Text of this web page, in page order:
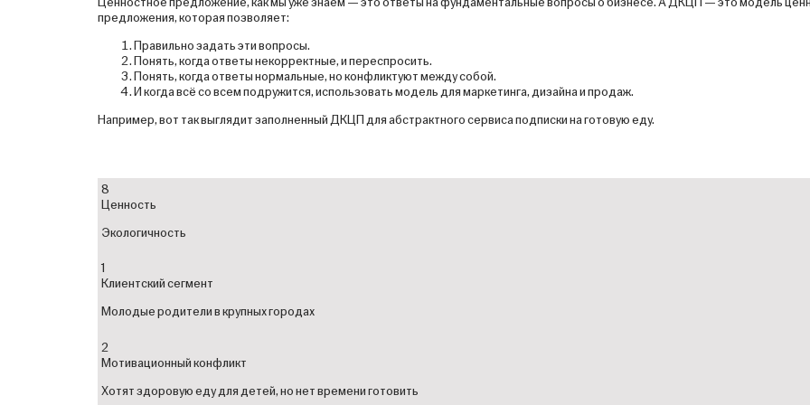
предложения, которая позволяет:
Правильно задать эти вопросы.
Понять, когда ответы некорректные, и переспросить.
Понять, когда ответы нормальные, но конфликтуют между собой.
И когда всё со всем подружится, использовать модель для маркетинга, дизайна и продаж.
Например, вот так выглядит заполненный ДКЦП для абстрактного сервиса подписки на готовую еду.
8
Ценность
Экологичность
1
Клиентский сегмент
Молодые родители в крупных городах
2
Мотивационный конфликт
Хотят здоровую еду для детей, но нет времени готовить